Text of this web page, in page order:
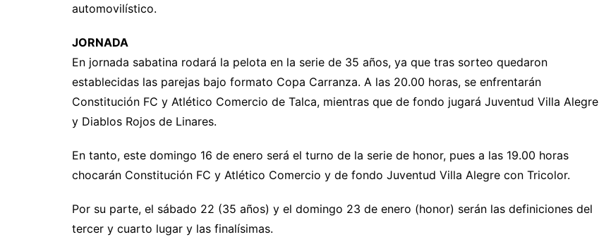
automovilístico.
JORNADA
En jornada sabatina rodará la pelota en la serie de 35 años, ya que tras sorteo quedaron
establecidas las parejas bajo formato Copa Carranza. A las 20.00 horas, se enfrentarán
Constitución FC y Atlético Comercio de Talca, mientras que de fondo jugará Juventud Villa Alegre
y Diablos Rojos de Linares.
En tanto, este domingo 16 de enero será el turno de la serie de honor, pues a las 19.00 horas
chocarán Constitución FC y Atlético Comercio y de fondo Juventud Villa Alegre con Tricolor.
Por su parte, el sábado 22 (35 años) y el domingo 23 de enero (honor) serán las definiciones del
tercer y cuarto lugar y las finalísimas.